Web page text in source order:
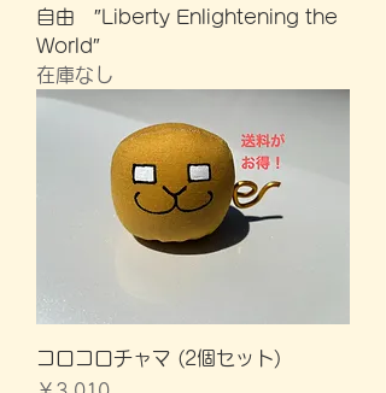
自由 ″Liberty Enlightening the
World″
在庫なし
コロコロチャマ (2個セット)